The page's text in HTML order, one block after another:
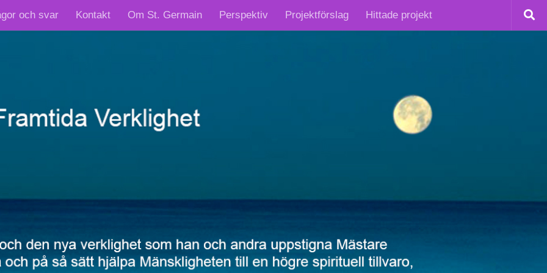
och svar Kontakt Om St. Germain Perspektiv Projektförslag Hittade projekt